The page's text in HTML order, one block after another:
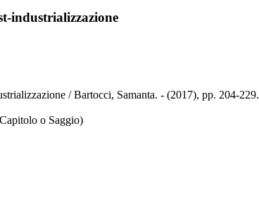
industrializzazione
/ Bartocci, Samanta. - (2017), pp. 204-229.
o Saggio)